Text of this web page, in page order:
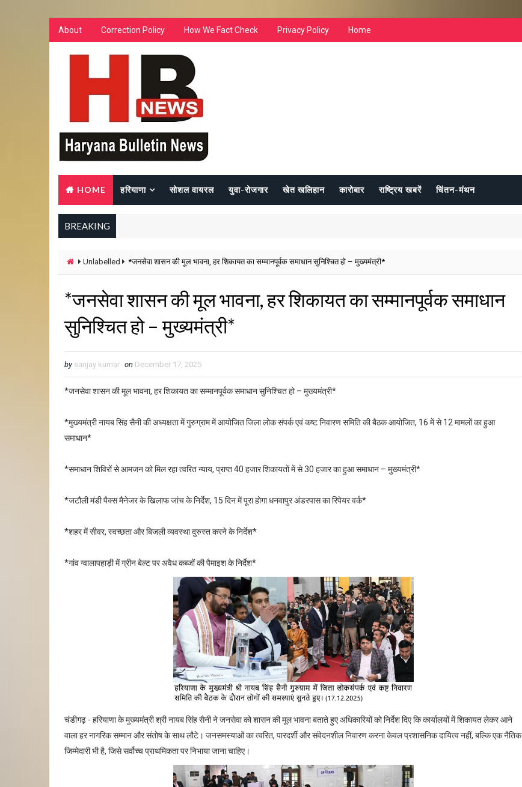
About Correction Policy How We Fact Check Privacy Policy Home
HOME हरियाणा सोशल वायरल युवा-रोजगार खेत खलिहान कारोबार राष्ट्रिय खबरें चिंतन-मंथन
BREAKING
Unlabelled *जनसेवा शासन की मूल भावना, हर शिकायत का सम्मानपूर्वक समाधान सुनिश्चित हो – मुख्यमंत्री*
*जनसेवा शासन की मूल भावना, हर शिकायत का सम्मानपूर्वक समाधान
सुनिश्चित हो – मुख्यमंत्री*
by sanjay kumar on December 17, 2025
*जनसेवा शासन की मूल भावना, हर शिकायत का सम्मानपूर्वक समाधान सुनिश्चित हो – मुख्यमंत्री*
*मुख्यमंत्री नायब सिंह सैनी की अध्यक्षता में गुरुग्राम में आयोजित जिला लोक संपर्क एवं कष्ट निवारण समिति की बैठक आयोजित, 16 में से 12 मामलों का हुआ
समाधान*
*समाधान शिविरों से आमजन को मिल रहा त्वरित न्याय, प्राप्त 40 हजार शिकायतों में से 30 हजार का हुआ समाधान – मुख्यमंत्री*
*जटौली मंडी पैक्स मैनेजर के खिलाफ जांच के निर्देश, 15 दिन में पूरा होगा धनवापुर अंडरपास का रिपेयर वर्क*
*शहर में सीवर, स्वच्छता और बिजली व्यवस्था दुरुस्त करने के निर्देश*
*गांव ग्वालापहाड़ी में ग्रीन बेल्ट पर अवैध कब्जों की पैमाइश के निर्देश*
चंडीगढ़ - हरियाणा के मुख्यमंत्री श्री नायब सिंह सैनी ने जनसेवा को शासन की मूल भावना बताते हुए अधिकारियों को निर्देश दिए कि कार्यालयों में शिकायत लेकर आने
वाला हर नागरिक सम्मान और संतोष के साथ लौटे। जनसमस्याओं का त्वरित, पारदर्शी और संवेदनशील निवारण करना केवल प्रशासनिक दायित्व नहीं, बल्कि एक नैतिक
जिम्मेदारी भी है, जिसे सर्वोच्च प्राथमिकता पर निभाया जाना चाहिए।